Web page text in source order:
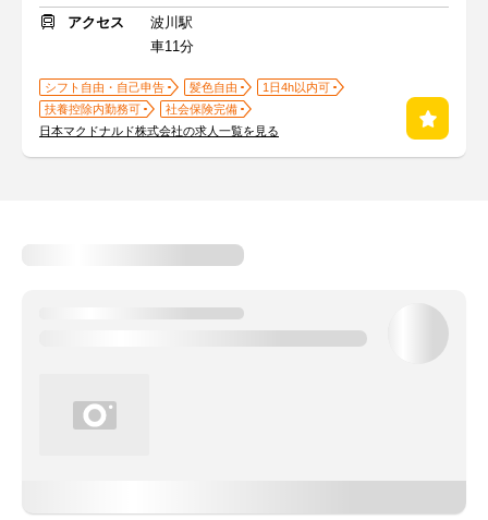
アクセス
波川駅
車11分
シフト自由・自己申告 髪色自由
1日4h以内可
扶養控除内勤務可
社会保険完備
日本マクドナルド株式会社の求人一覧を見る